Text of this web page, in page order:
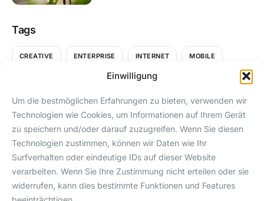
Einwilligung
Um die bestmöglichen Erfahrungen zu bieten, verwenden wir
Technologien wie Cookies, um Informationen auf Ihrem Gerät
zu speichern und/oder darauf zuzugreifen. Wenn Sie diesen
Technologien zustimmen, können wir Daten wie Ihr
Surfverhalten oder eindeutige IDs auf dieser Website
verarbeiten. Wenn Sie Ihre Zustimmung nicht erteilen oder sie
widerrufen, kann dies bestimmte Funktionen und Features
Tags
CREATIVE ENTERPRISE INTERNET MOBILE
24/7 Instagram-
Akquise. Egal was
SEITEN